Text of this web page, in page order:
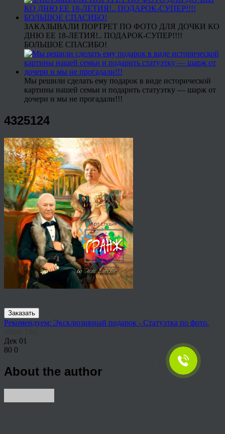
ЗАКАЗЫВАЛИ ПОРТРЕТ ПО ФОТО ДЛЯ ДОЧКИ КО
ДНЮ ЕЕ 18-ЛЕТИЯ!.. ПОДАРОК-СУПЕР!!!!
БОЛЬШОЕ СПАСИБО!
Мы решили сделать ему подарок в виде исторической
картины нашей семьи и подарить статуэтку — шарж от
дочери и мы не прогадали!!!
4325124
Заказать
Рекомендуем: Эксклюзивный подарок - Статуэтка по фото.
Дек 01
80 0
About the author